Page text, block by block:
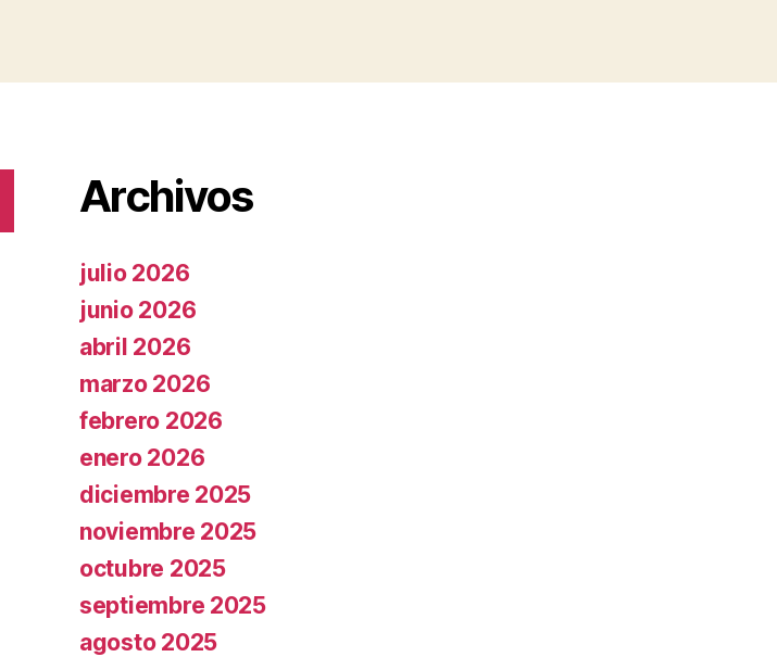
Archivos
julio 2026
junio 2026
abril 2026
marzo 2026
febrero 2026
enero 2026
diciembre 2025
noviembre 2025
octubre 2025
septiembre 2025
agosto 2025